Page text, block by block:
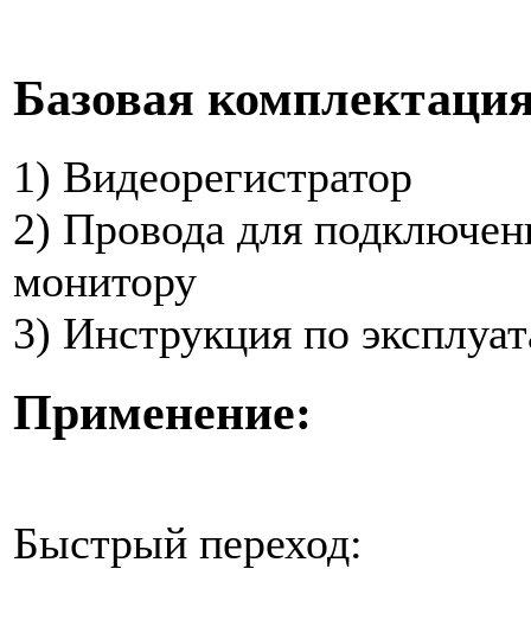
Базовая
1) Видеорегистратор
2) Провода для
монитору
3) Инструкция по
Применение:
Быстрый переход: